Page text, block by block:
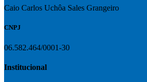
Caio Carlos Uchôa Sales Grangeiro
CNPJ
06.582.464/0001-30
Institucional